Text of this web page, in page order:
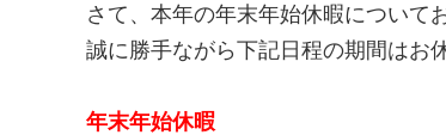
さて、本年の年末年始休暇について
誠に勝手ながら下記日程の期間はお
年末年始休暇